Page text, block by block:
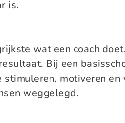
is.
wat een coach
Bij een
stimuleren, motiveren
weggelegd.